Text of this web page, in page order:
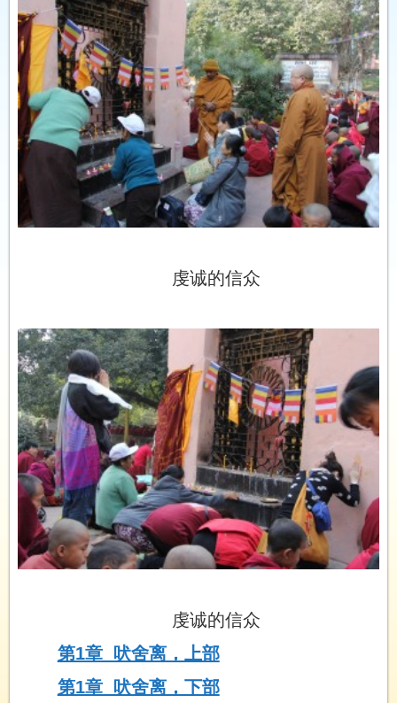
虔诚的信众
虔诚的信众
第1章 吠舍离，上部
第1章 吠舍离，下部